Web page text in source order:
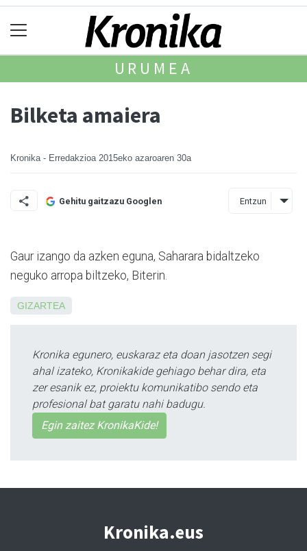
URUMEA
Bilketa amaiera
Kronika - Erredakzioa 2015eko azaroaren 30a
Gehitu gaitzazu Googlen Entzun
Gaur izango da azken eguna, Saharara bidaltzeko
neguko arropa biltzeko, Biterin.
GIZARTEA
Kronika egunero, euskaraz eta doan jasotzen segi
ahal izateko, Kronikakide gehiago behar dira, eta
zer esanik ez, proiektu komunikatibo sendo eta
profesional bat garatu nahi badugu.
Egin zaitez KronikaKide!
Kronika.eus